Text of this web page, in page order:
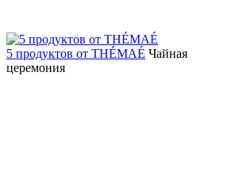
5 продуктов от THÉMAÉ Чайная
церемония